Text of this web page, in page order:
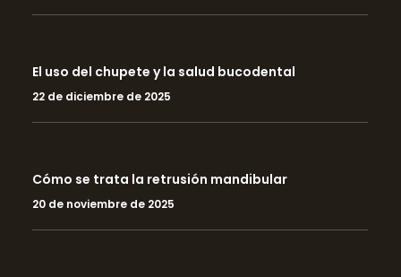
El uso del chupete y la salud bucodental
22 de diciembre de 2025
Cómo se trata la retrusión mandibular
20 de noviembre de 2025